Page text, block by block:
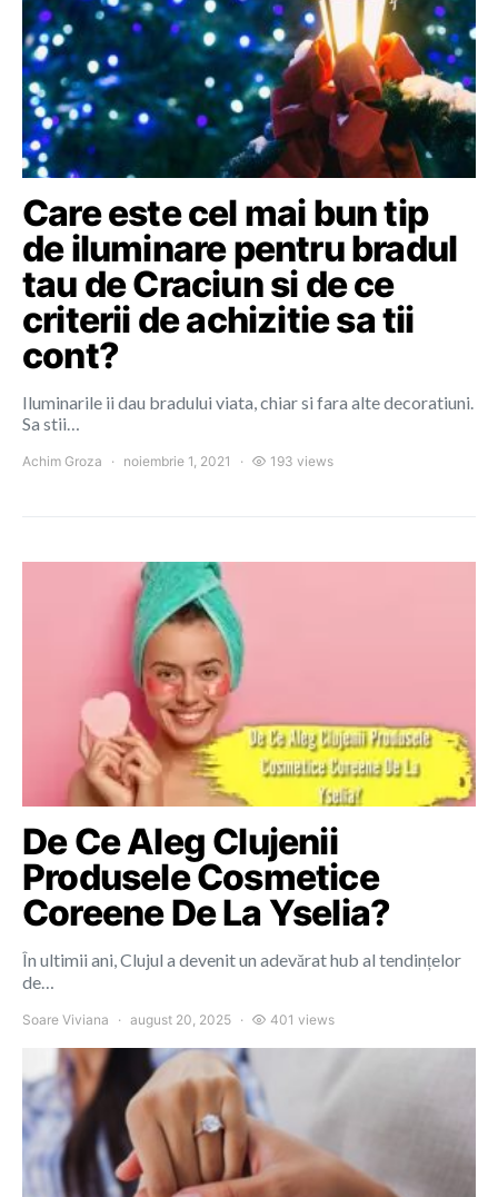
Care este cel mai bun tip
de iluminare pentru bradul
tau de Craciun si de ce
criterii de achizitie sa tii
cont?
Iluminarile ii dau bradului viata, chiar si fara alte decoratiuni.
Sa stii…
Achim Groza noiembrie 1, 2021 193 views
De Ce Aleg Clujenii
Produsele Cosmetice
Coreene De La Yselia?
În ultimii ani, Clujul a devenit un adevărat hub al tendințelor
de…
Soare Viviana august 20, 2025 401 views